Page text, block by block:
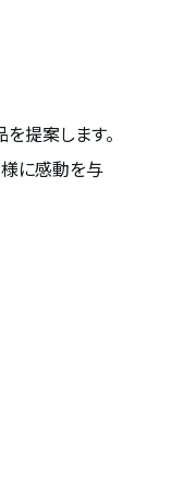
提案します。
様に感動を与